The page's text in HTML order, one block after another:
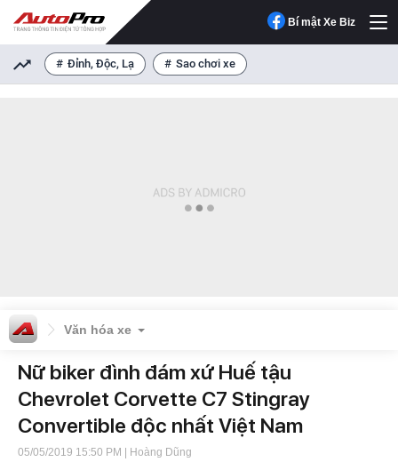
Bí mật Xe Biz
Đỉnh, Độc, Lạ Sao chơi xe
Văn hóa xe
Nữ biker đình đám xứ Huế tậu
Chevrolet Corvette C7 Stingray
Convertible độc nhất Việt Nam
05/05/2019 15:50 PM | Hoàng Dũng